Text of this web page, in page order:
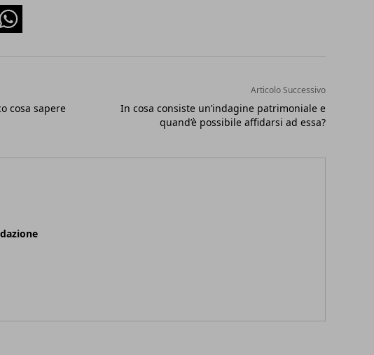
Whatsapp
cosa sapere
Articolo Successivo
In cosa consiste un’indagine patrimoniale e
quand’è possibile affidarsi ad essa?